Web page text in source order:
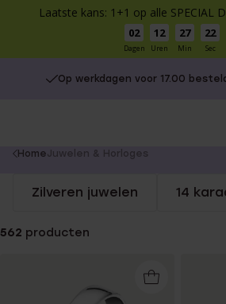
Laatste kans: 1+1 op alle SPECIAL
02
Dagen
12
Uren
27
Min
21
Sec
Op werkdagen voor 17.00
Gratis verzending
You
here:
HomeJuwelen & Horloges
Zilveren juwelen 14
562 producten